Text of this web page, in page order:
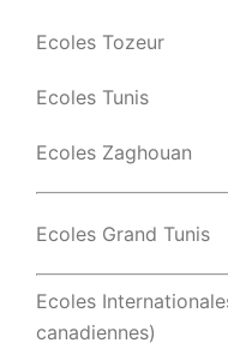
Ecoles Tozeur
Ecoles Tunis
Ecoles Zaghouan
Ecoles Grand Tunis
Ecoles
canadiennes)